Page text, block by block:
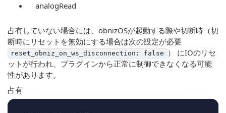
analogRead
占有していない場合には、obnizOSが起動する際や切断時（切
断時にリセットを無効にする場合は次の設定が必要
reset_obniz_on_ws_disconnection: false ） にIOのリセ
ットが行われ、プラグインから正常に制御できなくなる可能
性があります。
占有